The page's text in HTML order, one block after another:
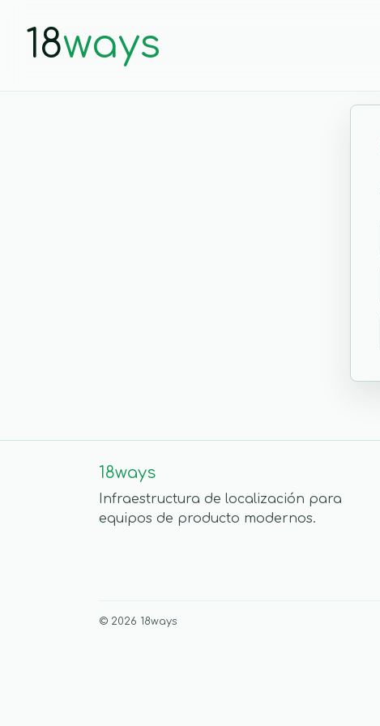
18ways
18ways
Infraestructura de localización para
equipos de producto modernos.
© 2026 18ways